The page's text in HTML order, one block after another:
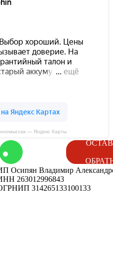
— Яндекс Карты
Осипян Владимир
263012996843
314265133100133